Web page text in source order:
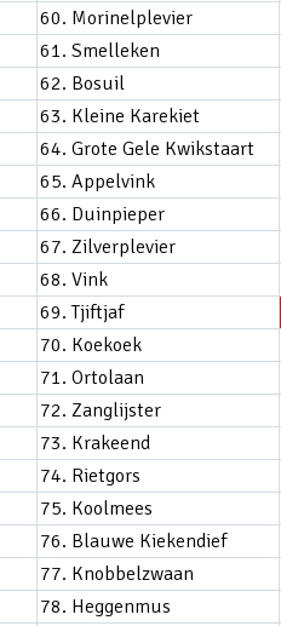
60. Morinelplevier
61. Smelleken
62. Bosuil
63. Kleine Karekiet
64. Grote Gele Kwikstaart
65. Appelvink
66. Duinpieper
67. Zilverplevier
68. Vink
69. Tjiftjaf
70. Koekoek
71. Ortolaan
72. Zanglijster
73. Krakeend
74. Rietgors
75. Koolmees
76. Blauwe Kiekendief
77. Knobbelzwaan
78. Heggenmus